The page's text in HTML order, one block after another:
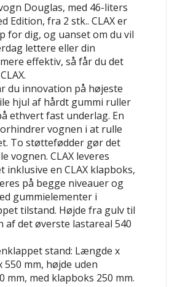
Douglas, med 46-liters
Edition, fra 2 stk.. CLAX er
for dig, og uanset om du vil
lettere eller din
effektiv, så får du det
du innovation på højeste
hjul af hårdt gummi ruller
ethvert fast underlag. En
vognen i at rulle
To støttefødder gør det
vognen. CLAX leveres
en CLAX klapboks,
på begge niveauer og
gummielementer i
tilstand. Højde fra gulv til
af det øverste lastareal 540
stand: Længde x
550 mm, højde uden
mm, med klapboks 250 mm.